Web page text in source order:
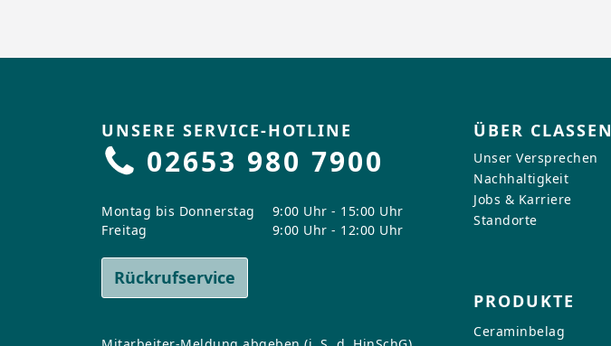
UNSERE SERVICE-HOTLINE
02653 980 7900
Montag bis Donnerstag
Freitag
9:00 Uhr - 15:00 Uhr
9:00 Uhr - 12:00 Uhr
Rückrufservice
ÜBER CLASSEN
Unser Versprechen
Nachhaltigkeit
Jobs & Karriere
Standorte
PRODUKTE
Ceraminbelag